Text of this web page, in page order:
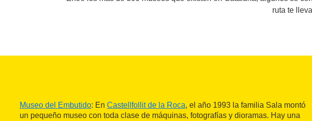
ruta te
Museo del Embutido: En Castellfollit de la Roca, el año 1993 la familia Sala montó
un pequeño museo con toda clase de máquinas, fotografías y dioramas. Hay una